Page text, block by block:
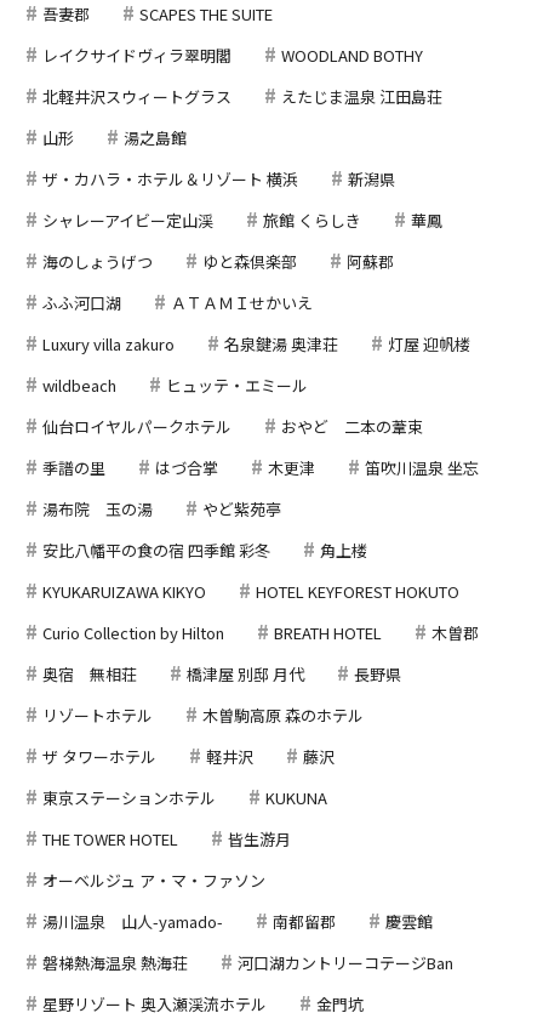
吾妻郡
SCAPES THE SUITE
レイクサイドヴィラ翠明閣
WOODLAND BOTHY
北軽井沢スウィートグラス
えたじま温泉 江田島荘
山形
湯之島館
ザ・カハラ・ホテル＆リゾート 横浜
新潟県
シャレーアイビー定山渓
旅館 くらしき
華鳳
海のしょうげつ
ゆと森倶楽部
阿蘇郡
ふふ河口湖
ＡＴＡＭＩせかいえ
Luxury villa zakuro
名泉鍵湯 奥津荘
灯屋 迎帆楼
wildbeach
ヒュッテ・エミール
仙台ロイヤルパークホテル
おやど 二本の葦束
季譜の里
はづ合掌 木更津
笛吹川温泉 坐忘
湯布院 玉の湯
やど紫苑亭
安比八幡平の食の宿 四季館 彩冬
角上楼
KYUKARUIZAWA KIKYO
HOTEL KEYFOREST HOKUTO
Curio Collection by Hilton
BREATH HOTEL
木曽郡
奥宿 無相荘
橋津屋 別邸 月代
長野県
リゾートホテル
木曽駒高原 森のホテル
ザ タワーホテル
軽井沢
藤沢
東京ステーションホテル
KUKUNA
THE TOWER HOTEL
皆生游月
オーベルジュ ア・マ・ファソン
湯川温泉 山人-yamado-
南都留郡
慶雲館
磐梯熱海温泉 熱海荘
河口湖カントリーコテージBan
星野リゾート 奥入瀬渓流ホテル
金門坑